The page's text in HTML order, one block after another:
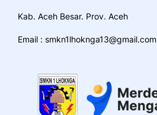
Kab. Aceh Besar. Prov. Aceh
Email : smkn1lhoknga13@gmail.com